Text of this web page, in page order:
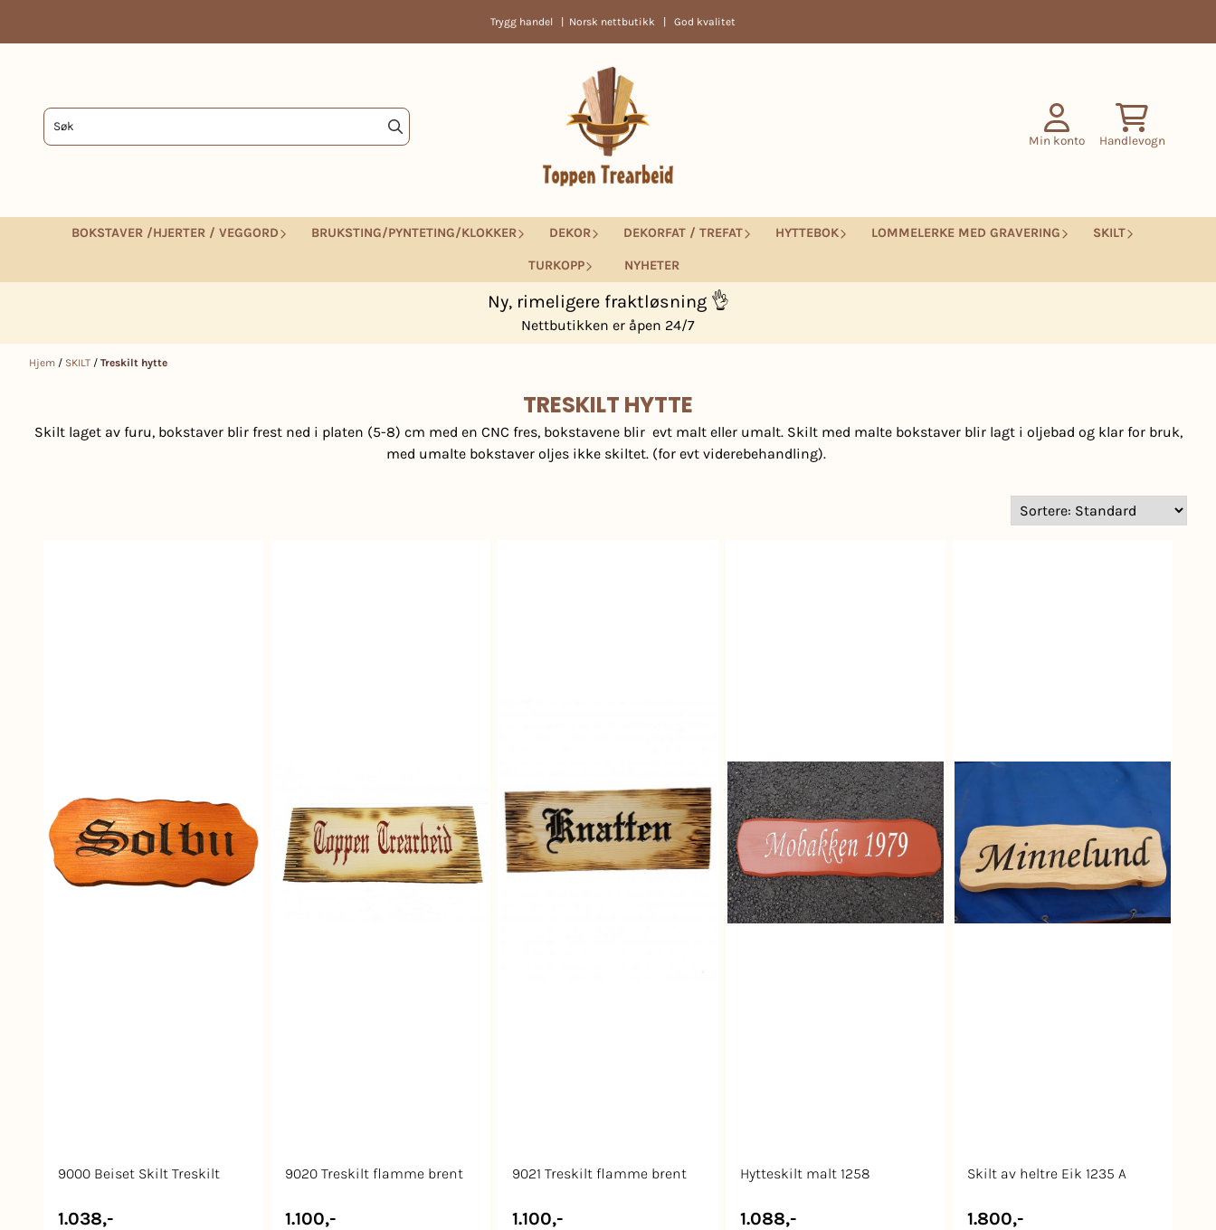
Trygg handel | Norsk nettbutikk | God kvalitet
Min konto Handlevogn
BOKSTAVER /HJERTER / VEGGORD BRUKSTING/PYNTETING/KLOKKER DEKOR DEKORFAT / TREFAT HYTTEBOK LOMMELERKE MED GRAVERING SKILT
TURKOPP NYHETER
Ny, rimeligere fraktløsning 👌
Nettbutikken er åpen 24/7
Hjem / SKILT / Treskilt hytte
TRESKILT HYTTE
Skilt laget av furu, bokstaver blir frest ned i platen (5-8) cm med en CNC fres, bokstavene blir evt malt eller umalt. Skilt med malte bokstaver blir lagt i oljebad og klar for bruk,
med umalte bokstaver oljes ikke skiltet. (for evt viderebehandling).
9000 Beiset Skilt Treskilt
1.038,-
9020 Treskilt flamme brent
1.100,-
9021 Treskilt flamme brent
1.100,-
Hytteskilt malt 1258
1.088,-
Skilt av heltre Eik 1235 A
1.800,-